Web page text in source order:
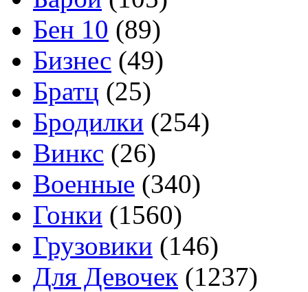
Бен 10 (89)
Бизнес (49)
Братц (25)
Бродилки (254)
Винкс (26)
Военные (340)
Гонки (1560)
Грузовики (146)
Для Девочек (1237)